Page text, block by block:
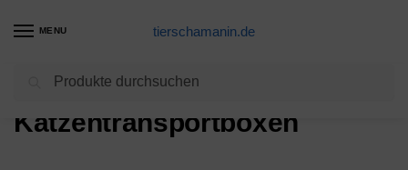
MENU tierschamanin.de
Transportboxen – automatisch sicher
Katzentransportboxen